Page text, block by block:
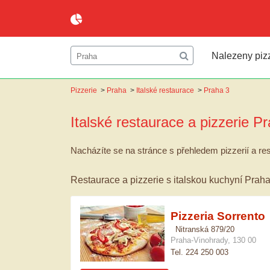
Nalezeny
Pizzerie > Praha > Italské restaurace > Praha 3
Italské restaurace a pizzerie
Nacházíte se na stránce s přehledem pizzerií a
Restaurace a pizzerie s italskou kuchyní
Pizzeria Sorrento
Nitranská 879/20
Praha-Vinohrady, 130 00
Tel. 224 250 003